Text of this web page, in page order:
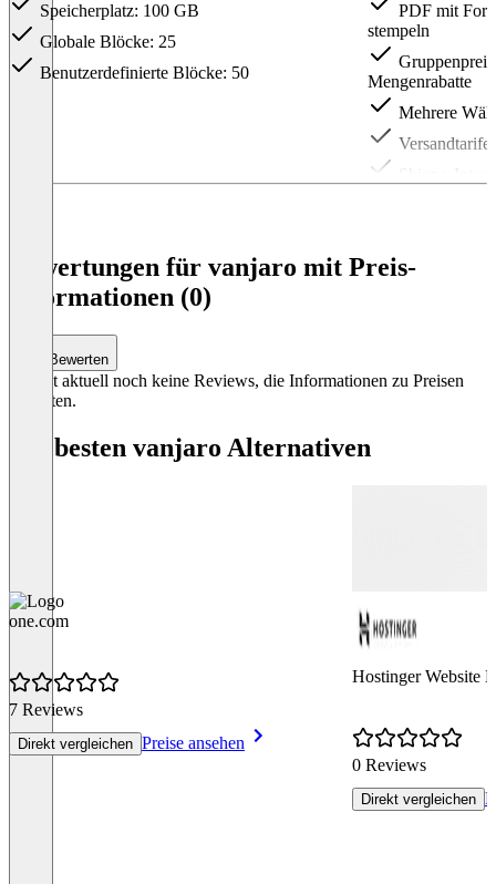
Speicherplatz: 100 GB
Globale Blöcke: 25
Benutzerdefinierte Blöcke: 50
PDF mit
stempeln
Mengenrabatte
Mehrere
Soziale
Globale
Bewertungen für vanjaro mit Preis-
Informationen (0)
Bewerten
Es gibt aktuell noch keine Reviews, die Informationen zu Preisen
enthalten.
Die besten vanjaro Alternativen
one.com
7 Reviews
Direkt vergleichen Preise ansehen
Hostinger Website
0 Reviews
Direkt vergleichen